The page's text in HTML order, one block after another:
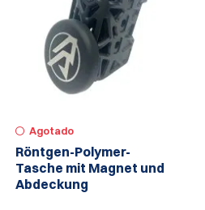
Agotado
Röntgen-Polymer-
Tasche mit Magnet und
Abdeckung